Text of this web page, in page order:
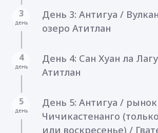
3
день
День 3: Антигуа /
озеро Атитлан
4
день
День 4: Сан Хуан ла
Атитлан
5
день
День 5: Антигуа / рынок
Чичикастенанго
или воскресенье) /